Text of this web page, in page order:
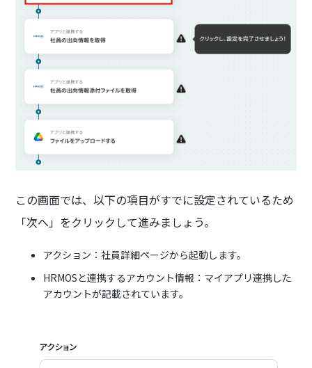
この画面では、以下の項目がすでに設定されているため
「次へ」をクリックして進みましょう。
アクション：社員詳細ページから起動します。
HRMOSと連携するアカウント情報：マイアプリ連携した
アカウントが記載されています。